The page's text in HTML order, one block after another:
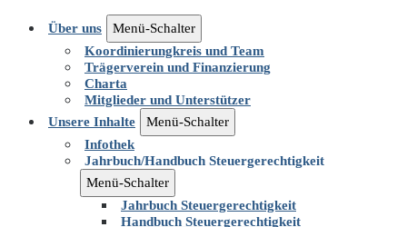
Über uns
Menü-Schalter
Koordinierungkreis und Team
Trägerverein und Finanzierung
Charta
Mitglieder und Unterstützer
Unsere Inhalte
Menü-Schalter
Infothek
Jahrbuch/Handbuch Steuergerechtigkeit
Menü-Schalter
Jahrbuch Steuergerechtigkeit
Handbuch Steuergerechtigkeit